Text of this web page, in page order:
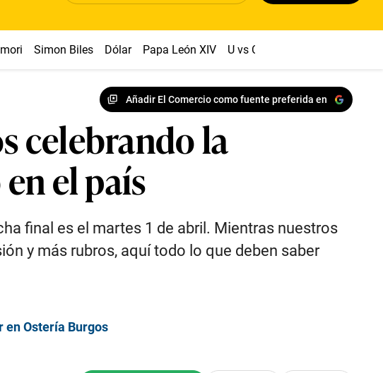
Simon Biles Dólar Papa León XIV U vs Cristal
Añadir El Comercio como fuente preferida en
celebrando la
el país
final es el martes 1 de abril. Mientras nuestros
y más rubros, aquí todo lo que deben saber
en Ostería Burgos